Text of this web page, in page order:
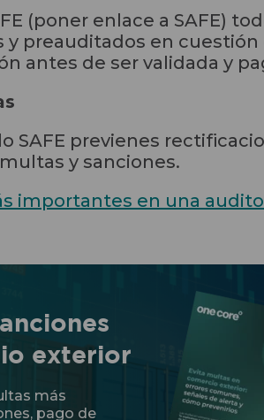
(poner enlace a SAFE)
y preauditados en
antes de ser validada y
SAFE previenes
y sanciones.
importantes en una
exterior
más
pago de